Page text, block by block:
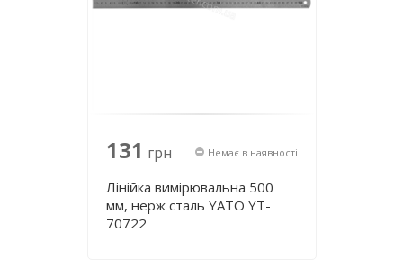
131 грн Немає в наявності
Лінійка вимірювальна 500
мм, нерж cталь YATO YT-
70722